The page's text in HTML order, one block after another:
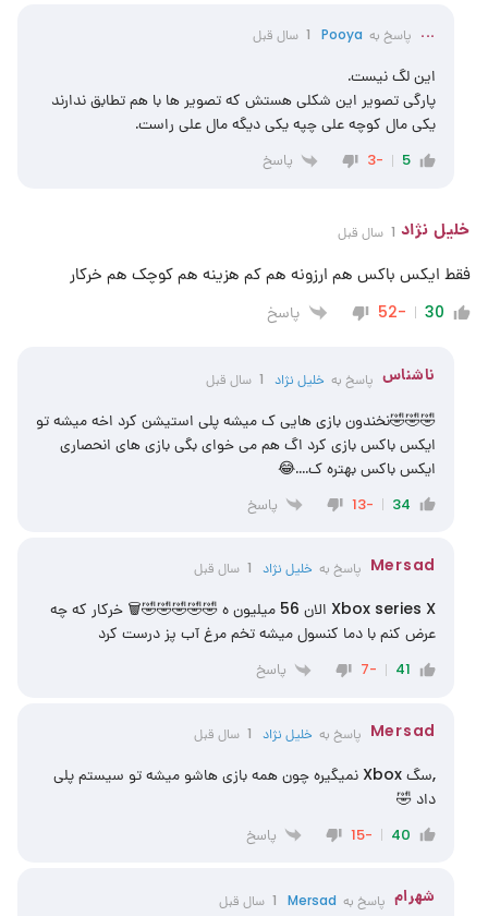
... پاسخ به Pooya 1 سال قبل
این لگ نیست.
پارگی تصویر این شکلی هستش که تصویر ها با هم تطابق ندارند
یکی مال کوچه علی چپه یکی دیگه مال علی راست.
5
-3 پاسخ
خلیل نژاد 1 سال قبل
فقط ایکس باکس هم ارزونه هم کم هزینه هم کوچک هم خرکار
30
-52 پاسخ
ناشناس پاسخ به خلیل نژاد 1 سال قبل
🤣🤣🤣نخندون بازی هایی ک میشه پلی استیشن کرد اخه میشه تو
ایکس باکس بازی کرد اگ هم می خوای بگی بازی های انحصاری
ایکس باکس بهتره ک….😂
34
-13 پاسخ
Mersad پاسخ به خلیل نژاد 1 سال قبل
Xbox series X الان 56 میلیون ه 🤣🤣🤣🤣🤣🗑️ خرکار که چه
عرض کنم با دما کنسول میشه تخم مرغ آب پز درست کرد
41
-7 پاسخ
Mersad پاسخ به خلیل نژاد 1 سال قبل
,سگ Xbox نمیگیره چون همه بازی هاشو میشه تو سیستم پلی
داد 🤣
40
-15 پاسخ
شهرام پاسخ به Mersad 1 سال قبل